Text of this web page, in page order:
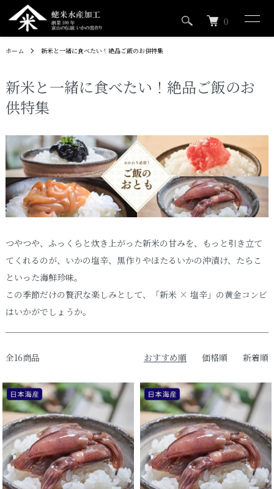
0
ホーム 新米と一緒に食べたい！絶品ご飯のお供特集
新米と一緒に食べたい！絶品ご飯のお
供特集
つやつや、ふっくらと炊き上がった新米の甘みを、もっと引き立て
てくれるのが、いかの塩辛、黒作りやほたるいかの沖漬け、たらこ
といった海鮮珍味。
この季節だけの贅沢な楽しみとして、「新米 × 塩辛」の黄金コンビ
はいかがでしょうか。
全16商品 おすすめ順 価格順 新着順